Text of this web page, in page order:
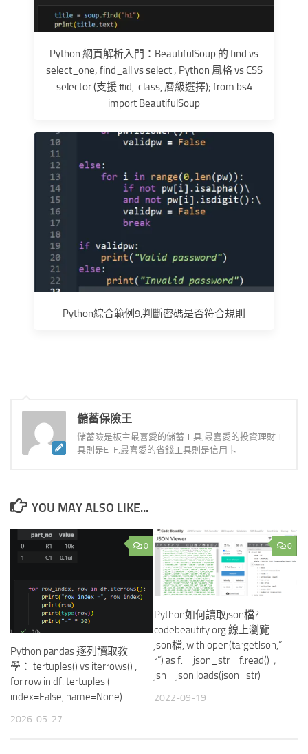
Python 網頁解析入門：BeautifulSoup 的 find vs
select_one; find_all vs select ; Python 風格 vs CSS
selector (支援 #id, .class, 層級選擇); from bs4
import BeautifulSoup
Python綜合範例9,判斷密碼是否符合規則
儲蓄保險王
儲蓄險是板主最喜愛的儲蓄工具,最喜愛的投資理財工
具則是ETF,最喜愛的省錢工具則是信用卡
YOU MAY ALSO LIKE...
0
Python pandas 逐列讀取教
學：itertuples() vs iterrows() ;
for row in df.itertuples (
index=False, name=None)
2026-05-27
0
Python如何讀取json檔?
codebeautify.org 線上瀏覽
json檔, with open(targetJson,”
r”) as f: json_str = f.read() ;
jsn = json.loads(json_str)
2022-09-19